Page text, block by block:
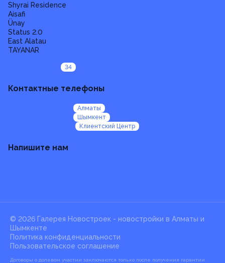
Shyrai Residence
Aisafi
Ünay
Status 2.0
East Alatau
TAYANAR
34
Контактные телефоны
Алматы
Шымкент
Клиентский Центр
Напишите нам
© 2026 Галерея Новостроек - новостройки в Алматы и
Шымкенте
Политика конфиденциальности
Пользовательское соглашение
Договоры о долевом участии заключаются только после получения гарантии